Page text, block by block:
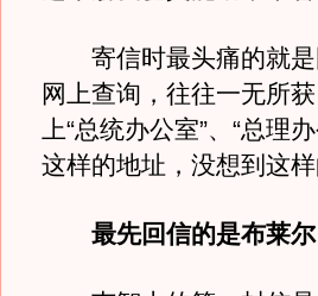
寄信时最头痛的就是
网上查询，往往一无所
上“总统办公室”、“总理
这样的地址，没想到这
最先回信的是布莱尔